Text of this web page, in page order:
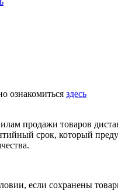
ознакомиться здесь
продажи товаров
срок, который
если сохранены